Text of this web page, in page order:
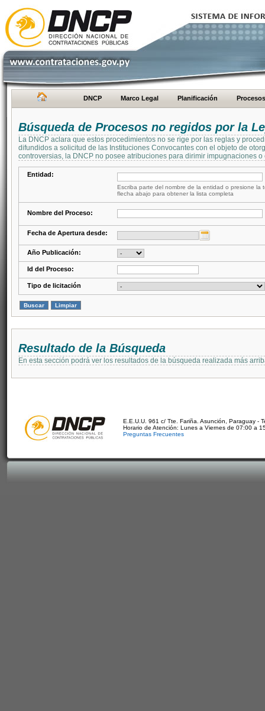
DNCP Marco Legal Planificación Procesos
Búsqueda de Procesos no regidos por la
La DNCP aclara que estos procedimientos no se rige por las reglas y
difundidos a solicitud de las Instituciones Convocantes con el objeto de
controversias, la DNCP no posee atribuciones para dirimir impugnaciones
Entidad:
Escriba parte del nombre de la entidad o presione la
flecha abajo para obtener la lista completa
Nombre del Proceso:
Fecha de Apertura desde:
Año Publicación:
Id del Proceso:
Tipo de licitación
Resultado de la Búsqueda
En esta sección podrá ver los resultados de la búsqueda realizada más
E.E.U.U. 961 c/ Tte. Fariña. Asunción, Paraguay -
Horario de Atención: Lunes a Viernes de 07:00 a
Preguntas Frecuentes